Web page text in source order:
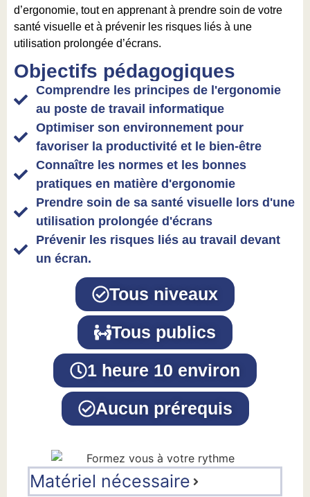
d’ergonomie, tout en apprenant à prendre soin de votre
santé visuelle et à prévenir les risques liés à une
utilisation prolongée d’écrans.
Objectifs pédagogiques
Comprendre les principes de l'ergonomie
au poste de travail informatique
Optimiser son environnement pour
favoriser la productivité et le bien-être
Connaître les normes et les bonnes
pratiques en matière d'ergonomie
Prendre soin de sa santé visuelle lors d'une
utilisation prolongée d'écrans
Prévenir les risques liés au travail devant
un écran.
Tous niveaux
Tous publics
1 heure 10 environ
Aucun prérequis
Matériel nécessaire